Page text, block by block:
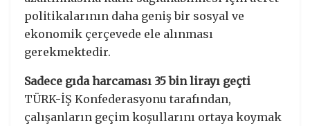
politikalarının daha geniş bir sosyal ve
ekonomik çerçevede ele alınması
gerekmektedir.
Sadece gıda harcaması 35 bin lirayı geçti
TÜRK-İŞ Konfederasyonu tarafından,
çalışanların geçim koşullarını ortaya koymak